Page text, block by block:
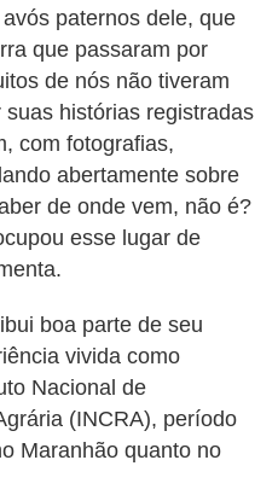
paternos dele, que
que passaram por
de nós não tiveram
histórias registradas
com fotografias,
abertamente sobre
de onde vem, não é?
esse lugar de
boa parte de seu
vivida como
Nacional de
(INCRA), período
Maranhão quanto no